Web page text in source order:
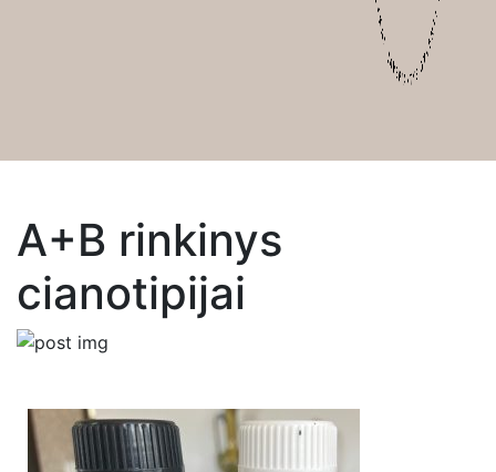
Dirbtuvės
Apie
A+B rinkinys
cianotipijai